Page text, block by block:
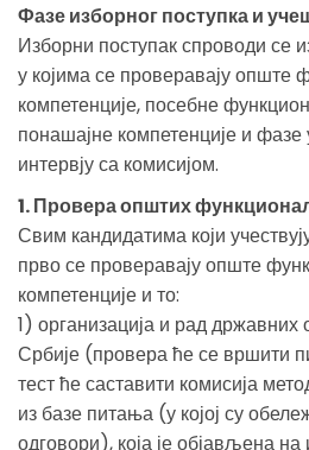
Фазе изборног поступка и
Изборни поступак спроводи се
у којима се проверавају опште
компетенције, посебне
понашајне компетенције и фазе
интервју са комисијом.
1. Провера општих
Свим кандидатима који
прво се проверавају опште
компетенције и то:
1) организација и рад државних
Србије (провера ће се вршити
тест ће саставити комисија
из базе питања (у којој су
одговори), која је објављена на